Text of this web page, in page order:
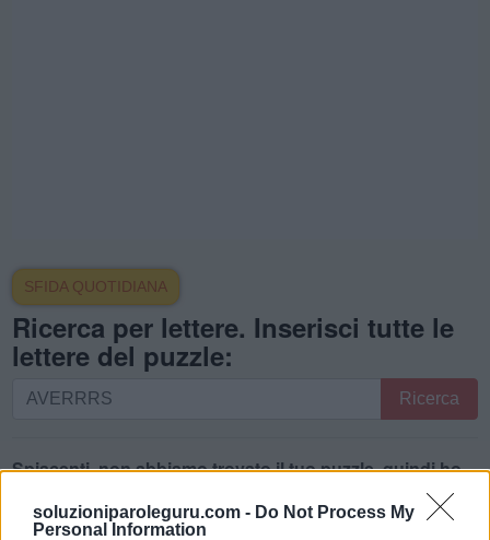
soluzioniparoleguru.com - Do Not Process My
Personal Information
SFIDA QUOTIDIANA
Ricerca per lettere. Inserisci tutte le
lettere del puzzle:
Ricerca
Inserisci
Ricerca
Spiacenti, non abbiamo trovato il tuo puzzle, quindi ho
generato un elenco di parole che potrebbero esserti
utili.